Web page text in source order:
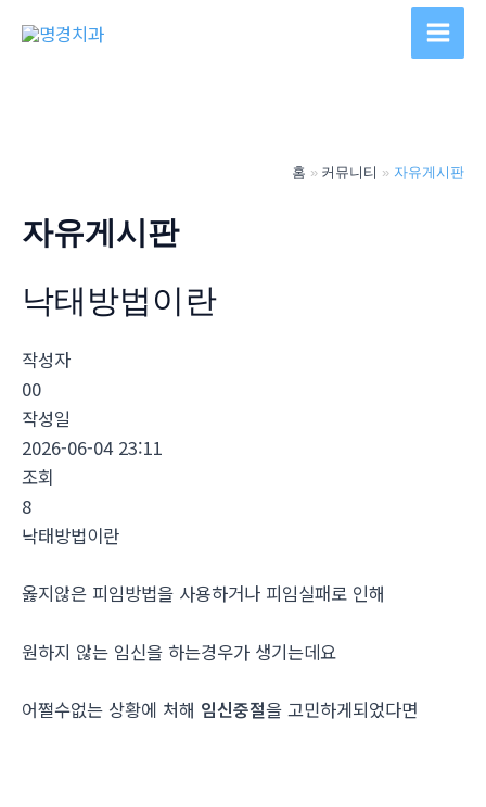
Main
홈 커뮤니티 자유게시판
자유게시판
낙­태방법이란
작성자
00
작성일
2026-06-04 23:11
조회
8
낙­태방법이란
옳지않은 피임방법을 사용하거나 피임실패로 인해
원하지 않는 임신을 하는경우가 생기는데요
어쩔수없는 상황에 처해 임신중절을 고민하게되었다면